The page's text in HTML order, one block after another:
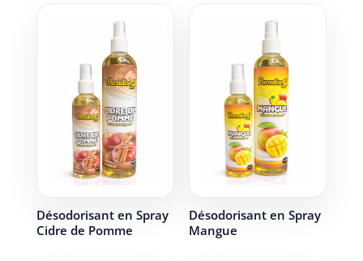
Désodorisant en Spray
Cidre de Pomme
Désodorisant en Spray
Mangue